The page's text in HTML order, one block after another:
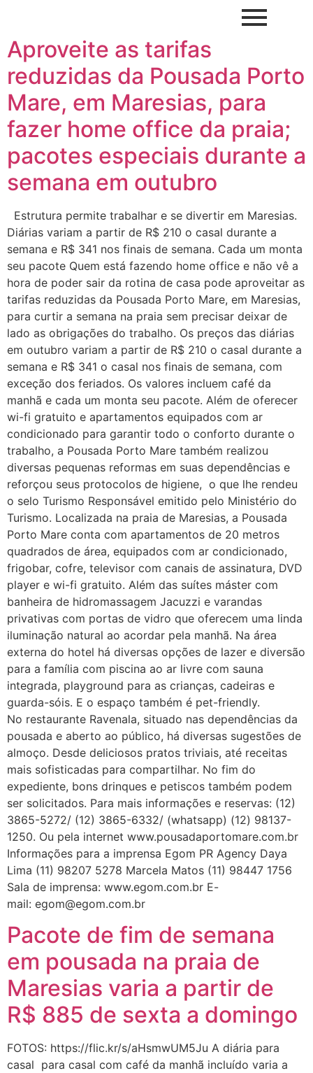
Aproveite as tarifas
reduzidas da Pousada Porto
Mare, em Maresias, para
fazer home office da praia;
pacotes especiais durante a
semana em outubro
Estrutura permite trabalhar e se divertir em Maresias.
Diárias variam a partir de R$ 210 o casal durante a
semana e R$ 341 nos finais de semana. Cada um monta
seu pacote Quem está fazendo home office e não vê a
hora de poder sair da rotina de casa pode aproveitar as
tarifas reduzidas da Pousada Porto Mare, em Maresias,
para curtir a semana na praia sem precisar deixar de
lado as obrigações do trabalho. Os preços das diárias
em outubro variam a partir de R$ 210 o casal durante a
semana e R$ 341 o casal nos finais de semana, com
exceção dos feriados. Os valores incluem café da
manhã e cada um monta seu pacote. Além de oferecer
wi-fi gratuito e apartamentos equipados com ar
condicionado para garantir todo o conforto durante o
trabalho, a Pousada Porto Mare também realizou
diversas pequenas reformas em suas dependências e
reforçou seus protocolos de higiene, o que lhe rendeu
o selo Turismo Responsável emitido pelo Ministério do
Turismo. Localizada na praia de Maresias, a Pousada
Porto Mare conta com apartamentos de 20 metros
quadrados de área, equipados com ar condicionado,
frigobar, cofre, televisor com canais de assinatura, DVD
player e wi-fi gratuito. Além das suítes máster com
banheira de hidromassagem Jacuzzi e varandas
privativas com portas de vidro que oferecem uma linda
iluminação natural ao acordar pela manhã. Na área
externa do hotel há diversas opções de lazer e diversão
para a família com piscina ao ar livre com sauna
integrada, playground para as crianças, cadeiras e
guarda-sóis. E o espaço também é pet-friendly.
No restaurante Ravenala, situado nas dependências da
pousada e aberto ao público, há diversas sugestões de
almoço. Desde deliciosos pratos triviais, até receitas
mais sofisticadas para compartilhar. No fim do
expediente, bons drinques e petiscos também podem
ser solicitados. Para mais informações e reservas: (12)
3865-5272/ (12) 3865-6332/ (whatsapp) (12) 98137-
1250. Ou pela internet www.pousadaportomare.com.br
Informações para a imprensa Egom PR Agency Daya
Lima (11) 98207 5278 Marcela Matos (11) 98447 1756
Sala de imprensa: www.egom.com.br E-
mail: egom@egom.com.br
Pacote de fim de semana
em pousada na praia de
Maresias varia a partir de
R$ 885 de sexta a domingo
FOTOS: https://flic.kr/s/aHsmwUM5Ju A diária para
casal para casal com café da manhã incluído varia a